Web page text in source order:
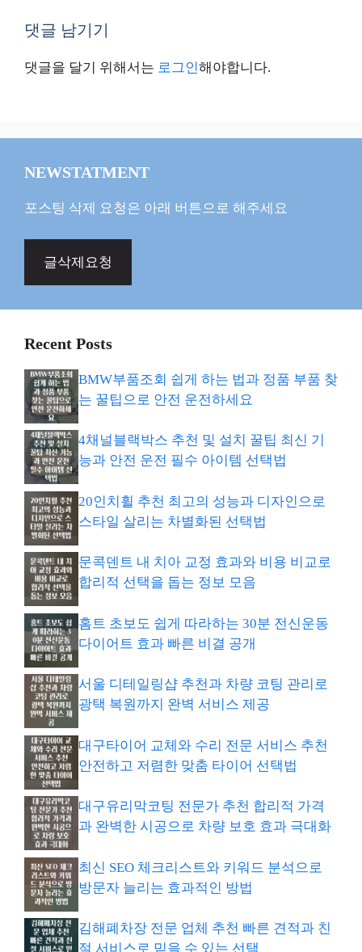
댓글 남기기
댓글을 달기 위해서는 로그인해야합니다.
NEWSTATMENT
포스팅 삭제 요청은 아래 버튼으로 해주세요
글삭제요청
Recent Posts
BMW부품조회 쉽게 하는 법과 정품 부품 찾
는 꿀팁으로 안전 운전하세요
4채널블랙박스 추천 및 설치 꿀팁 최신 기
능과 안전 운전 필수 아이템 선택법
20인치휠 추천 최고의 성능과 디자인으로
스타일 살리는 차별화된 선택법
문콕덴트 내 치아 교정 효과와 비용 비교로
합리적 선택을 돕는 정보 모음
홈트 초보도 쉽게 따라하는 30분 전신운동
다이어트 효과 빠른 비결 공개
서울 디테일링샵 추천과 차량 코팅 관리로
광택 복원까지 완벽 서비스 제공
대구타이어 교체와 수리 전문 서비스 추천
안전하고 저렴한 맞춤 타이어 선택법
대구유리막코팅 전문가 추천 합리적 가격
과 완벽한 시공으로 차량 보호 효과 극대화
최신 SEO 체크리스트와 키워드 분석으로
방문자 늘리는 효과적인 방법
김해폐차장 전문 업체 추천 빠른 견적과 친
절 서비스로 믿을 수 있는 선택